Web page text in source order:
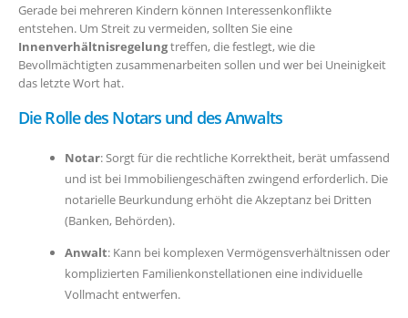
Gerade bei mehreren Kindern können Interessenkonflikte
entstehen. Um Streit zu vermeiden, sollten Sie eine
Innenverhältnisregelungtreffen, die festlegt, wie die
Bevollmächtigten zusammenarbeiten sollen und wer bei Uneinigkeit
das letzte Wort hat.
Die Rolle des Notars und des Anwalts
Notar: Sorgt für die rechtliche Korrektheit, berät umfassend
und ist bei Immobiliengeschäften zwingend erforderlich. Die
notarielle Beurkundung erhöht die Akzeptanz bei Dritten
(Banken, Behörden).
Anwalt: Kann bei komplexen Vermögensverhältnissen oder
komplizierten Familienkonstellationen eine individuelle
Vollmacht entwerfen.